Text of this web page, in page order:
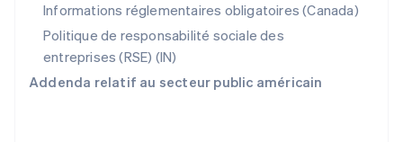
Informations réglementaires obligatoires (Canada)
Politique de responsabilité sociale des
entreprises (RSE) (IN)
Addenda relatif au secteur public américain
English
Singapour
English 简体中文
Slovaquie
English